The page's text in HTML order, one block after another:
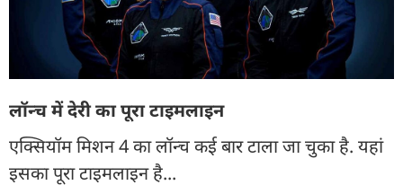
लॉन्च में देरी का पूरा टाइमलाइन
एक्सियॉम मिशन 4 का लॉन्च कई बार टाला जा चुका है. यहां
इसका पूरा टाइमलाइन है...